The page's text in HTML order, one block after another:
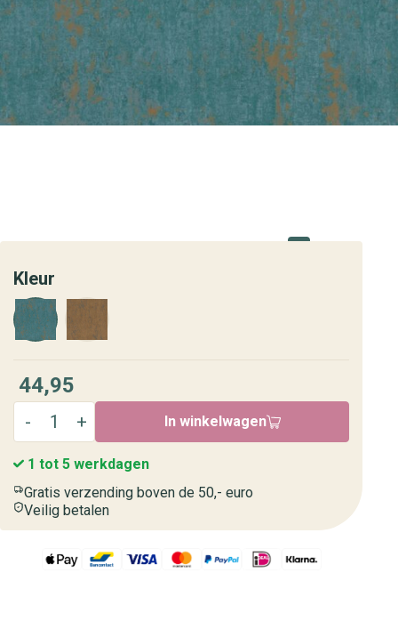
Kleur
44,95
In winkelwagen
1 tot 5 werkdagen
Gratis verzending boven de 50,- euro
Veilig betalen